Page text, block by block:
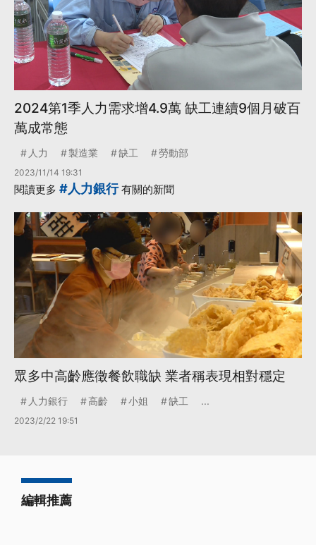
2024第1季人力需求增4.9萬 缺工連續9個月破百
萬成常態
人力 製造業 缺工 勞動部
2023/11/14 19:31
閱讀更多 #人力銀行有關的新聞
眾多中高齡應徵餐飲職缺 業者稱表現相對穩定
人力銀行 高齡 小姐 缺工 ...
2023/2/22 19:51
編輯推薦